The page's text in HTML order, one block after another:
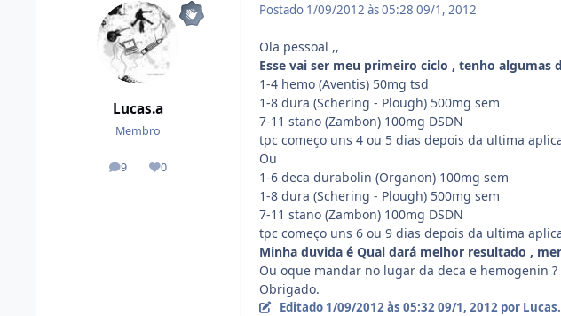
Lucas.a
Membro
9
posts 0
Reputação
Postado 1/09/2012 às 05:28 09/1, 2012
Ola pessoal ,,
Esse vai ser meu primeiro ciclo , tenho algumas
1-4 hemo (Aventis) 50mg tsd
1-8 dura (Schering - Plough) 500mg sem
7-11 stano (Zambon) 100mg DSDN
tpc começo uns 4 ou 5 dias depois da ultima
Ou
1-6 deca durabolin (Organon) 100mg sem
1-8 dura (Schering - Plough) 500mg sem
7-11 stano (Zambon) 100mg DSDN
tpc começo uns 6 ou 9 dias depois da ultima
Minha duvida é Qual dará melhor resultado ,
Ou oque mandar no lugar da deca e hemogenin ?
Obrigado.
Editado 1/09/2012 às 05:32 09/1, 2012 por